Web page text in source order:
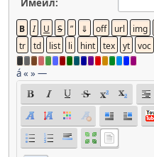
Имейл:
á« »—